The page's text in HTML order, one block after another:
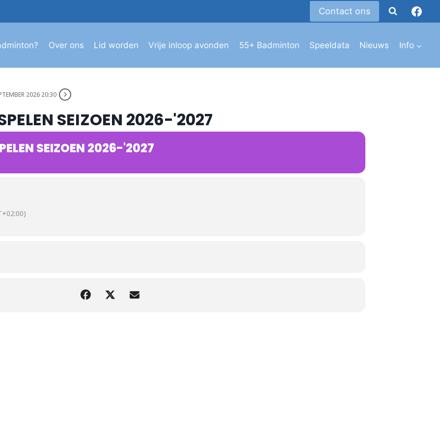
Contact ons
Over ons Lid worden Vrije inloop avonden 55+ Badminton Speeldata Nieuws Info
2026 20:30
SEIZOEN 2026-'2027
SEIZOEN 2026-'2027